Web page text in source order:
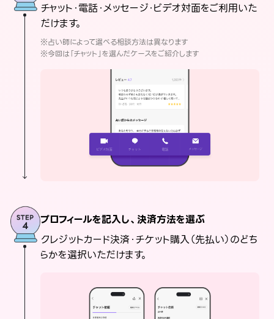
チャット・電話・メッセージ・ビデオ対面をご利用いた
だけます。
※占い師によって選べる相談方法は異なります
※今回は「チャット」を選んだケースをご紹介します
プロフィールを記入し、決済方法を選ぶ
クレジットカード決済・チケット購入（先払い）のどち
らかを選択いただけます。